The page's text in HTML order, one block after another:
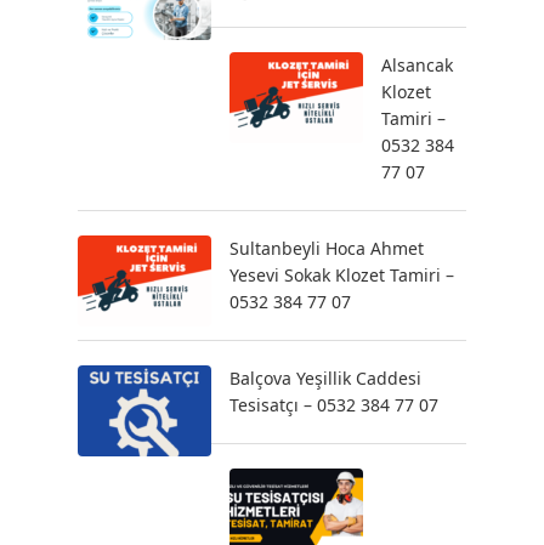
Alsancak
Klozet
Tamiri –
0532 384
77 07
Sultanbeyli Hoca Ahmet
Yesevi Sokak Klozet Tamiri –
0532 384 77 07
Balçova Yeşillik Caddesi
Tesisatçı – 0532 384 77 07